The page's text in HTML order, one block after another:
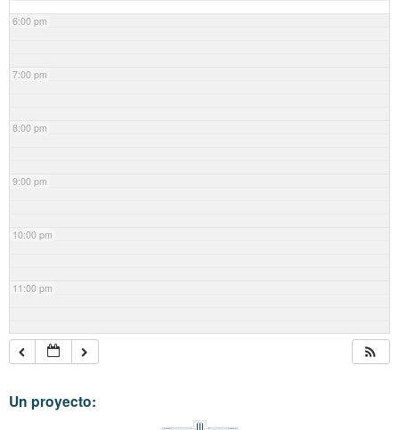
6:00 pm
7:00 pm
8:00 pm
9:00 pm
10:00 pm
11:00 pm
Un proyecto: